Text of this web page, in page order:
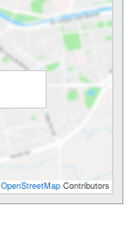
OpenStreetMap Contributors